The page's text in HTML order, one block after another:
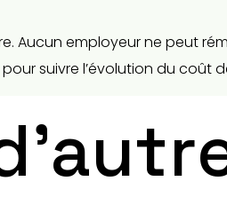
Aucun employeur ne peut
suivre l’évolution du coût